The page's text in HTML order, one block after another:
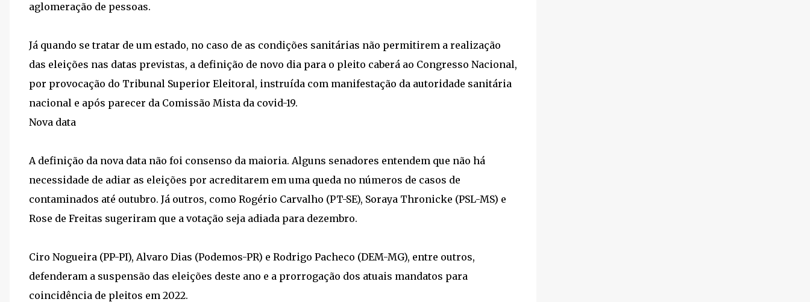
aglomeração de pessoas.
Já quando se tratar de um estado, no caso de as condições sanitárias não permitirem a realização
das eleições nas datas previstas, a definição de novo dia para o pleito caberá ao Congresso Nacional,
por provocação do Tribunal Superior Eleitoral, instruída com manifestação da autoridade sanitária
nacional e após parecer da Comissão Mista da covid-19.
Nova data
A definição da nova data não foi consenso da maioria. Alguns senadores entendem que não há
necessidade de adiar as eleições por acreditarem em uma queda no números de casos de
contaminados até outubro. Já outros, como Rogério Carvalho (PT-SE), Soraya Thronicke (PSL-MS) e
Rose de Freitas sugeriram que a votação seja adiada para dezembro.
Ciro Nogueira (PP-PI), Alvaro Dias (Podemos-PR) e Rodrigo Pacheco (DEM-MG), entre outros,
defenderam a suspensão das eleições deste ano e a prorrogação dos atuais mandatos para
coincidência de pleitos em 2022.